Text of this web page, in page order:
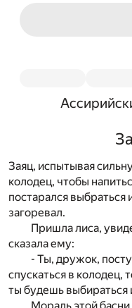
Заяц, испытывая
колодец, чтобы
постарался выбраться
загоревал.
Пришла лиса,
сказала ему:
- Ты, дружок,
спускаться в колодец,
ты будешь выбираться